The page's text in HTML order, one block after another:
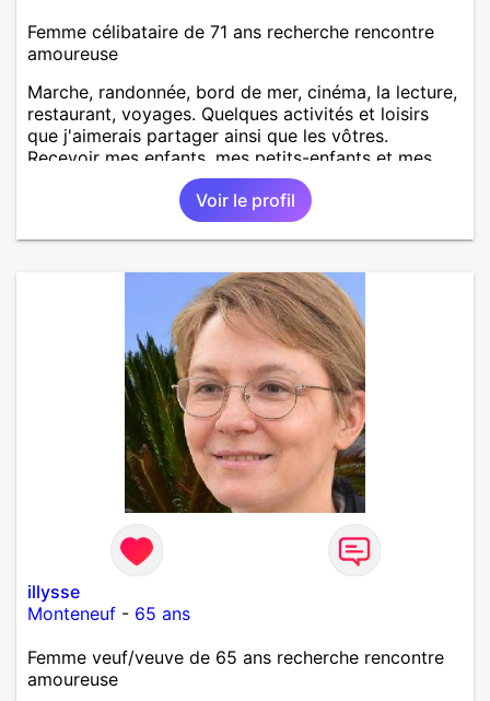
Femme célibataire de 71 ans recherche rencontre
amoureuse
Marche, randonnée, bord de mer, cinéma, la lecture,
restaurant, voyages. Quelques activités et loisirs
que j'aimerais partager ainsi que les vôtres.
Recevoir mes enfants, mes petits-enfants et mes
amis. Bénévolat auprès des enfants à l’école, pour le
cinéma indépendant... Se rencontrer, être à l’écoute,
échanger avec une personne de confiance, pour une
vie de partage, de tendresse. Les voyages et où
dehors des sentiers battus me raviraient. Je
m'engage à répondre à votre message. Au plaisir de
Voir le profil
illysse
Monteneuf - 65 ans
Femme veuf/veuve de 65 ans recherche rencontre
amoureuse